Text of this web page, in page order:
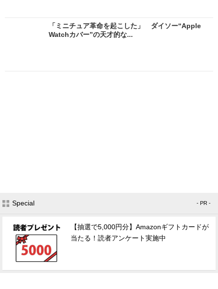
「ミニチュア革命を起こした」 ダイソー“Apple
Watchカバー”の天才的な...
Special - PR -
【抽選で5,000円分】Amazonギフトカードが
当たる！読者アンケート実施中